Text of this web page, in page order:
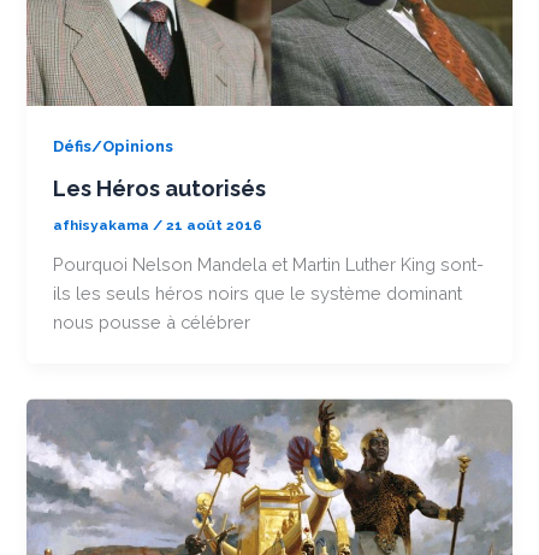
Défis/Opinions
Les Héros autorisés
afhisyakama/21 août 2016
Pourquoi Nelson Mandela et Martin Luther King sont-
ils les seuls héros noirs que le système dominant
nous pousse à célébrer